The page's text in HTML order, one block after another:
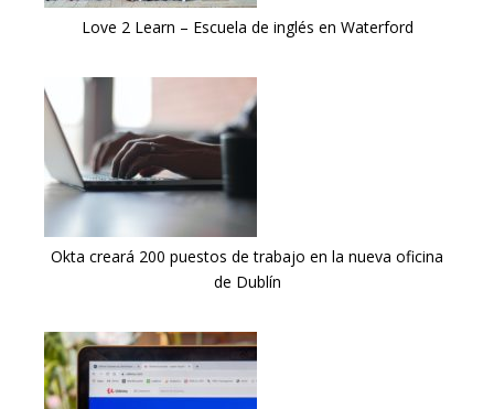
Love 2 Learn – Escuela de inglés en Waterford
Okta creará 200 puestos de trabajo en la nueva oficina
de Dublín